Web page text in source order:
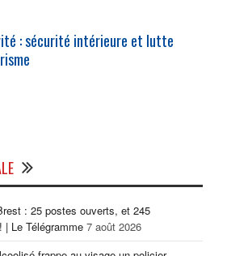
: sécurité intérieure et lutte
: 25 postes ouverts, et 245
| Le Télégramme 7 août 2026